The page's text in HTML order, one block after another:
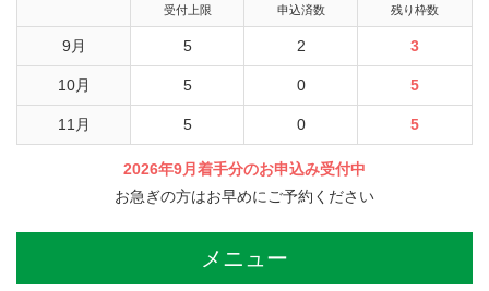
受付上限 申込済数 残り枠数
9月 5 2 3
10月 5 0 5
11月 5 0 5
2026年9月着手分のお申込み受付中
お急ぎの方はお早めにご予約ください
メニュー